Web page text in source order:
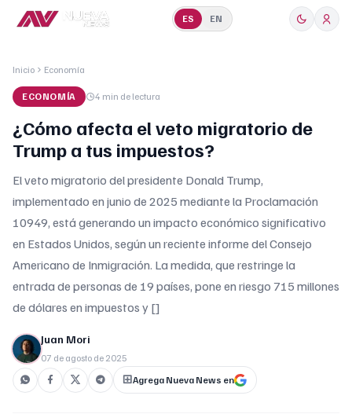
ES EN
Inicio Economía
ECONOMÍA 4 min de lectura
¿Cómo afecta el veto migratorio de
Trump a tus impuestos?
El veto migratorio del presidente Donald Trump,
implementado en junio de 2025 mediante la Proclamación
10949, está generando un impacto económico significativo
en Estados Unidos, según un reciente informe del Consejo
Americano de Inmigración. La medida, que restringe la
entrada de personas de 19 países, pone en riesgo 715 millones
de dólares en impuestos y []
Juan Mori
07 de agosto de 2025
Agrega Nueva News en